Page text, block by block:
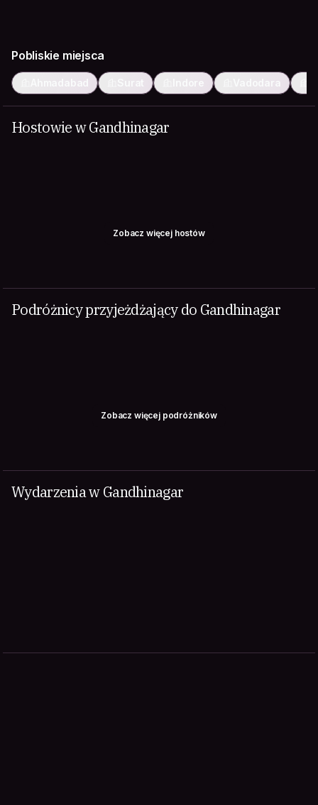
Pobliskie miejsca
Ahmadabad Surat Indore Vadodara
Hostowie w Gandhinagar
Zobacz więcej hostów
Podróżnicy przyjeżdżający do Gandhinagar
Zobacz więcej podróżników
Wydarzenia w Gandhinagar